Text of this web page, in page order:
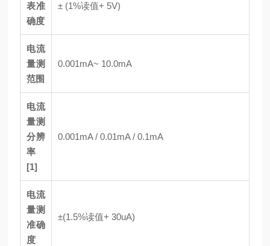
表准
确度
± (1%读值+ 5V)
电流
量测
范围
0.001mA~ 10.0mA
电流
量测
分辨
率
[1]
0.001mA / 0.01mA / 0.1mA
电流
量测
准确
度
±(1.5%读值+ 30uA)